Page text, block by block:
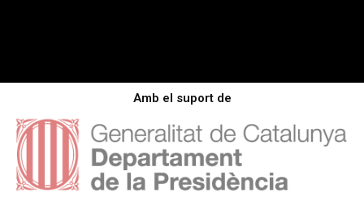
Amb el suport de